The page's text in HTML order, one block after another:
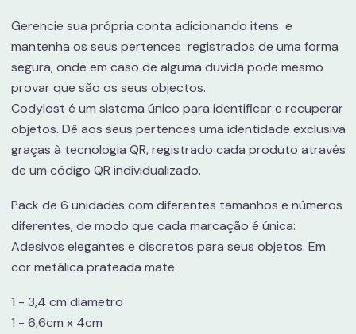
Gerencie sua própria conta adicionando itens e
mantenha os seus pertences registrados de uma forma
segura, onde em caso de alguma duvida pode mesmo
provar que são os seus objectos.
Codylost é um sistema único para identificar e recuperar
objetos. Dê aos seus pertences uma identidade exclusiva
graças à tecnologia QR, registrado cada produto através
de um código QR individualizado.
Pack de 6 unidades com diferentes tamanhos e números
diferentes, de modo que cada marcação é única:
Adesivos elegantes e discretos para seus objetos. Em
cor metálica prateada mate.
1 - 3,4 cm diametro
1 - 6,6cm x 4cm